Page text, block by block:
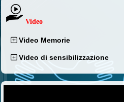
Video
Video Memorie
Video di sensibilizzazione